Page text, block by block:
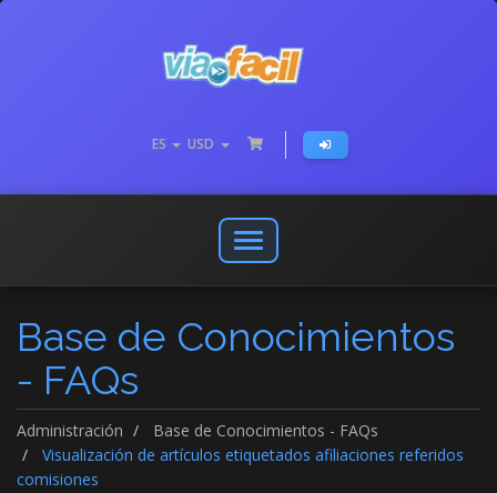
ES USD
Abrir
o
menú
de
Base de Conocimientos
- FAQs
Administración
Base de Conocimientos - FAQs
Visualización de artículos etiquetados afiliaciones referidos
comisiones